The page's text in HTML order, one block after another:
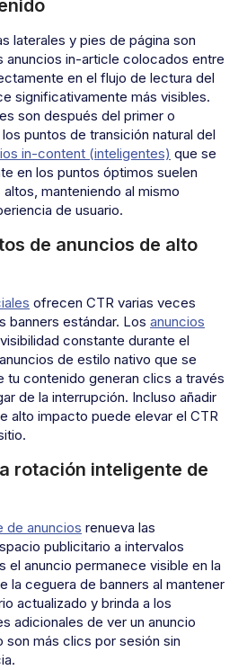
laterales y pies de página son
anuncios in-article colocados entre
en el flujo de lectura del
significativamente más visibles.
son después del primer o
puntos de transición natural del
in-content (inteligentes) que se
en los puntos óptimos suelen
manteniendo al mismo
de usuario.
de anuncios de alto
ofrecen CTR varias veces
banners estándar. Los anuncios
constante durante el
de estilo nativo que se
tu contenido generan clics a través
de la interrupción. Incluso añadir
alto impacto puede elevar el CTR
rotación inteligente de
de anuncios renueva las
publicitario a intervalos
el anuncio permanece visible en la
la ceguera de banners al mantener
actualizado y brinda a los
adicionales de ver un anuncio
son más clics por sesión sin